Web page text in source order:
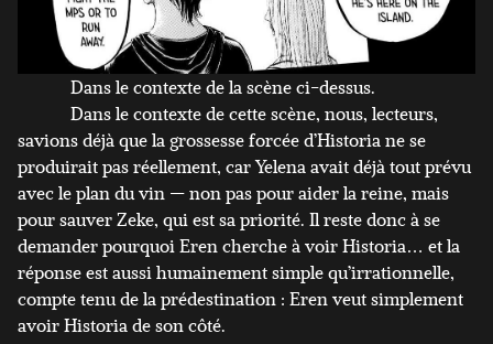
Dans le contexte de la scène ci-dessus.
Dans le contexte de cette scène, nous, lecteurs,
savions déjà que la grossesse forcée d’Historia ne se
produirait pas réellement, car Yelena avait déjà tout prévu
avec le plan du vin — non pas pour aider la reine, mais
pour sauver Zeke, qui est sa priorité. Il reste donc à se
demander pourquoi Eren cherche à voir Historia… et la
réponse est aussi humainement simple qu’irrationnelle,
compte tenu de la prédestination : Eren veut simplement
avoir Historia de son côté.